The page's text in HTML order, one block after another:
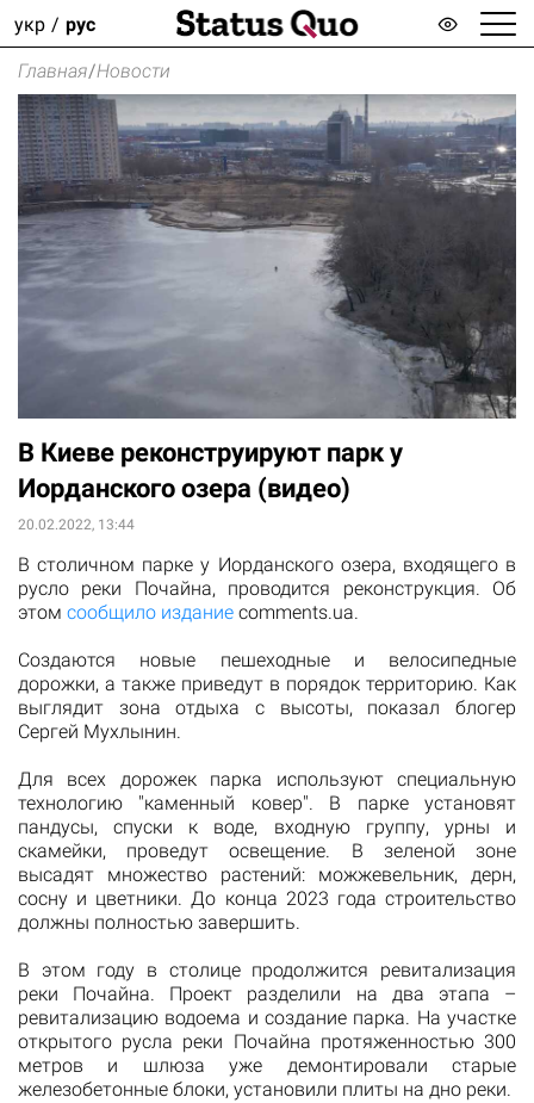
укр рус
Главная/Новости
В Киеве реконструируют парк у
Иорданского озера (видео)
20.02.2022, 13:44
В столичном парке у Иорданского озера, входящего в
русло реки Почайна, проводится реконструкция. Об
этом сообщило издание comments.ua.
Создаются новые пешеходные и велосипедные
дорожки, а также приведут в порядок территорию. Как
выглядит зона отдыха с высоты, показал блогер
Сергей Мухлынин.
Для всех дорожек парка используют специальную
технологию "каменный ковер". В парке установят
пандусы, спуски к воде, входную группу, урны и
скамейки, проведут освещение. В зеленой зоне
высадят множество растений: можжевельник, дерн,
сосну и цветники. До конца 2023 года строительство
должны полностью завершить.
В этом году в столице продолжится ревитализация
реки Почайна. Проект разделили на два этапа –
ревитализацию водоема и создание парка. На участке
открытого русла реки Почайна протяженностью 300
метров и шлюза уже демонтировали старые
железобетонные блоки, установили плиты на дно реки.